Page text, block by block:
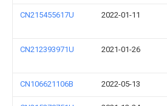
CN215455617U 2022-01-11
CN212393971U 2021-01-26
CN106621106B 2022-05-13